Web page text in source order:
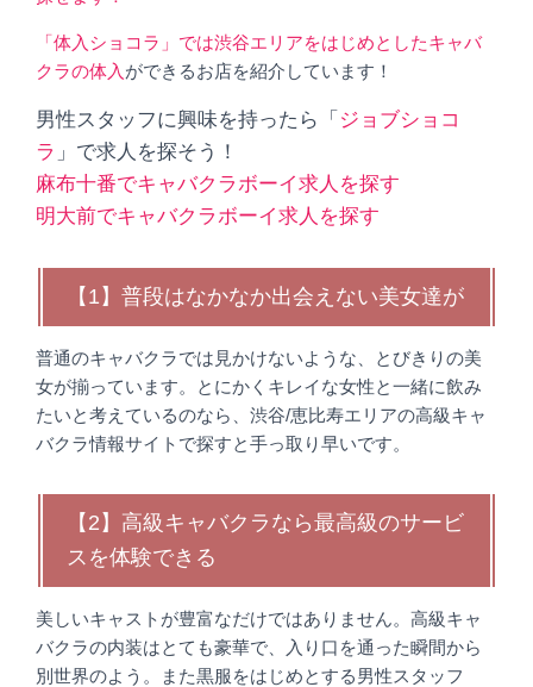
「体入ショコラ」では渋谷エリアをはじめとしたキャバ
クラの体入 ができるお店を紹介しています！
男性スタッフに興味を持ったら「 ジョブショコ
ラ 」 で求人を探そう！
麻布十番でキャバクラボーイ求人を探す
明大前でキャバクラボーイ求人を探す
【1】普段はなかなか出会えない美女達が
普通のキャバクラでは見かけないような、とびきりの美
女が揃っています。とにかくキレイな女性と一緒に飲み
たいと考えているのなら、渋谷/恵比寿エリアの高級キャ
バクラ情報サイトで探すと手っ取り早いです。
【2】高級キャバクラなら最高級のサービ
スを体験できる
美しいキャストが豊富なだけではありません。高級キャ
バクラの内装はとても豪華で、入り口を通った瞬間から
別世界のよう。また黒服をはじめとする男性スタッフ